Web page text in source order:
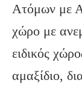
Ατόμων με
χώρο με
ειδικός
αμαξίδιο,